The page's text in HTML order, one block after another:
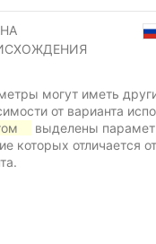
могут иметь
от варианта
выделены
которых отличается